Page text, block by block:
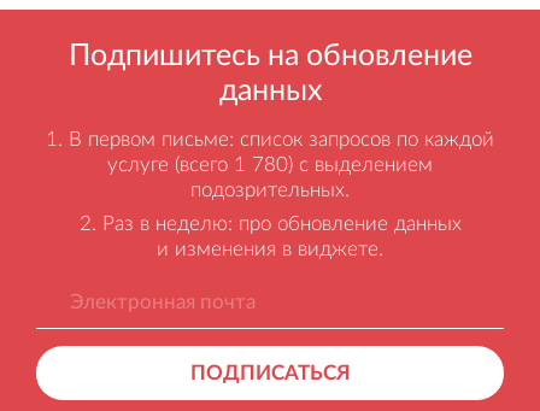
Подпишитесь на обновление
данных
В первом письме: список запросов по каждой
услуге (всего 1 780) с выделением
подозрительных.
Раз в неделю: про обновление данных
и изменения в виджете.
ПОДПИСАТЬСЯ